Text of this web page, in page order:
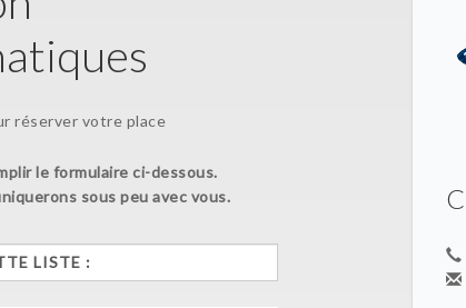
réserver votre place
le formulaire ci-dessous.
sous peu avec vous.